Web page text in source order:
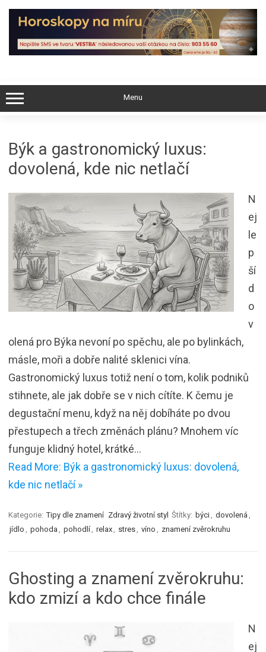
Skip
content
Menu
Býk a gastronomický luxus:
dovolená, kde nic netlačí
N
ej
le
p
ší
d
o
v
olená pro Býka nevoní po spěchu, ale po bylinkách,
másle, moři a dobře nalité sklenici vína.
Gastronomický luxus totiž není o tom, kolik podniků
stihnete, ale jak dobře se v nich cítíte. K čemu je
degustační menu, když na něj dobíháte po dvou
přestupech a třech změnách plánu? Mnohem víc
funguje klidný hotel, krátké…
Read More: Býk a gastronomický luxus: dovolená,
kde nic netlačí »
Kategorie: Tipy dle znamení Zdravý životní styl Štítky: býci dovolená
jídlo
pohoda pohodlí relax stres víno znamení zvěrokruhu
Ghosting a znamení zvěrokruhu:
kdo zmizí a kdo chce finále
N
ej